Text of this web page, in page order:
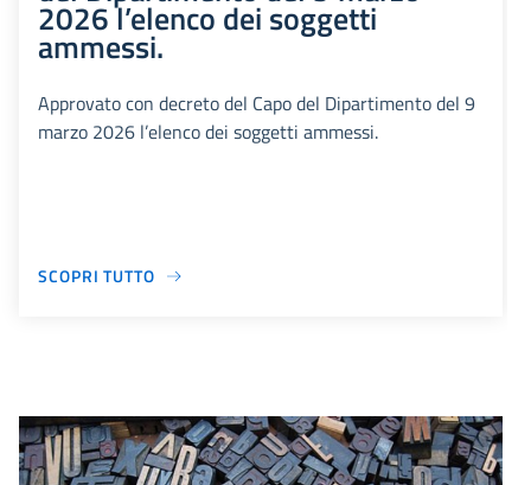
2026 l’elenco dei soggetti
ammessi.
Approvato con decreto del Capo del Dipartimento del 9
marzo 2026 l’elenco dei soggetti ammessi.
SCOPRI TUTTO